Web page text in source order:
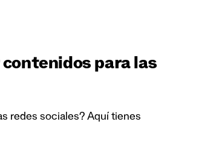
para las
redes sociales? Aquí tienes